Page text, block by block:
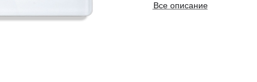
Все описание